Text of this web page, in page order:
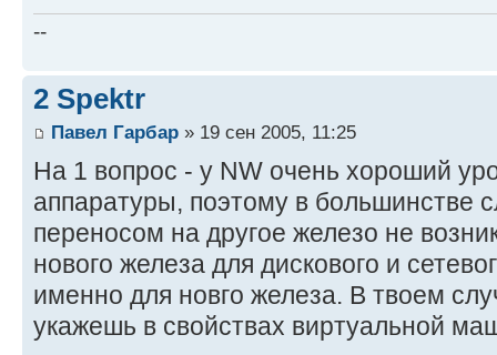
--
2 Spektr
Павел Гарбар » 19 сен 2005, 11:25
На 1 вопрос - у NW очень хороший
аппаратуры, поэтому в большинстве
переносом на другое железо не
нового железа для дискового и
именно для новго железа. В твоем
укажешь в свойствах виртуальной